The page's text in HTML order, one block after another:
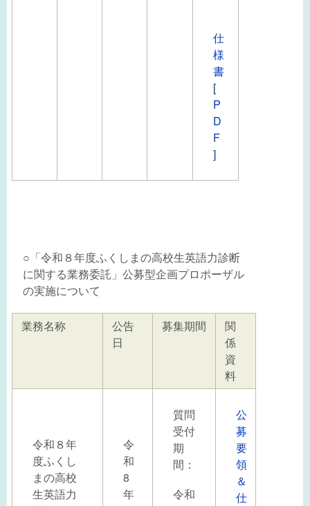
仕
様
書
[
P
D
F
]
○「令和８年度ふくしまの高校生英語力診断
に関する業務委託」公募型企画プロポーザル
の実施について
業務名称
公告
日
募集期間
関
係
資
料
令和８年
度ふくし
まの高校
生英語力
令
和
8
年
質問
受付
期
間：
令和
公
募
要
領
＆
仕